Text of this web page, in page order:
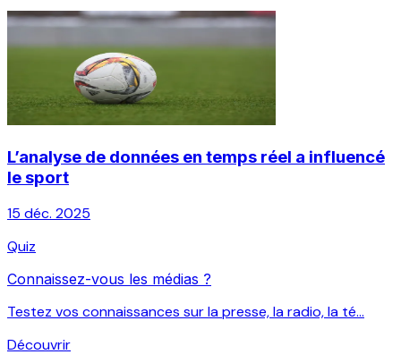
L’analyse de données en temps réel a influencé
le sport
15 déc. 2025
Quiz
Connaissez-vous les médias ?
Testez vos connaissances sur la presse, la radio, la té...
Découvrir